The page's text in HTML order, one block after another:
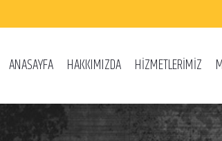
ANASAYFA HAKKIMIZDA HİZMETLERİMİZ